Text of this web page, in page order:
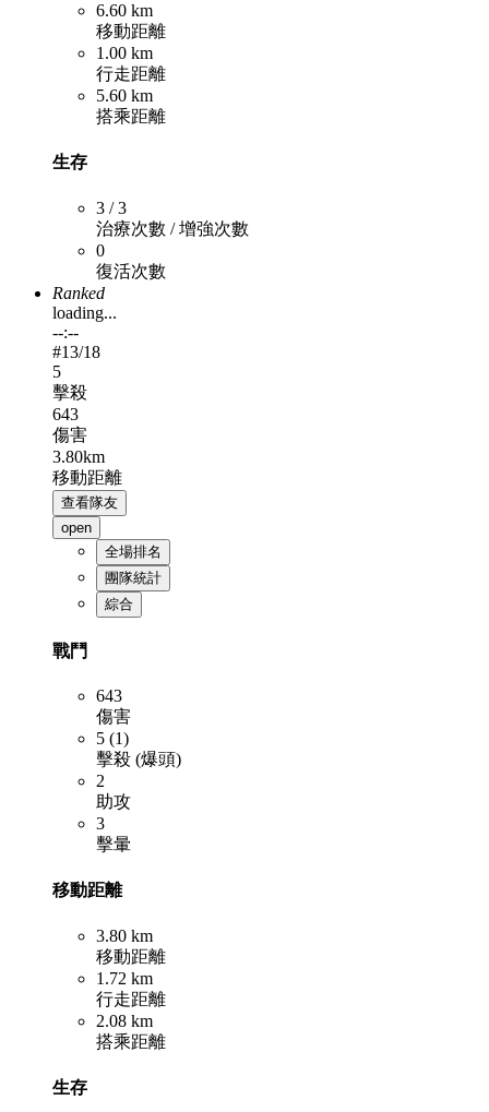
6.60 km
移動距離
1.00 km
行走距離
5.60 km
搭乘距離
生存
3 / 3
治療次數 / 增強次數
0
復活次數
Ranked
loading...
--:--
#13/18
5
擊殺
643
傷害
3.80km
移動距離
查看隊友
open
全場排名
團隊統計
綜合
戰鬥
643
傷害
5 (1)
擊殺 (爆頭)
2
助攻
3
擊暈
移動距離
3.80 km
移動距離
1.72 km
行走距離
2.08 km
搭乘距離
生存